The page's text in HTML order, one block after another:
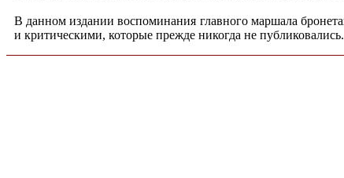
В данном издании воспоминания главного маршала
и критическими, которые прежде никогда не публиковались.